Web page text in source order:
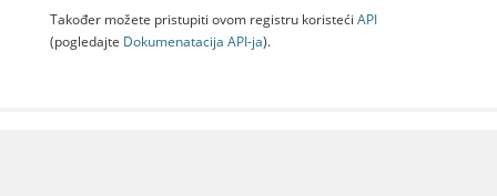
Također možete pristupiti ovom registru koristeći API
(pogledajte Dokumenаtаcijа API-jа).